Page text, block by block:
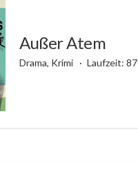
Außer Atem
Drama, Krimi Laufzeit: